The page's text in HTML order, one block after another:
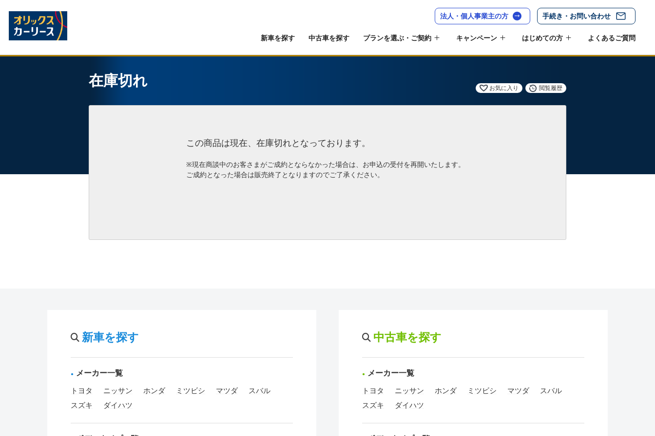
法人・個人事業主の方 手続き・お問い合わせ
新車を探す 中古車を探す プランを選ぶ・ご契約 キャンペーン はじめての方 よくあるご質問
在庫切れ お気に入り 閲覧履歴
この商品は現在、在庫切れとなっております。
※現在商談中のお客さまがご成約とならなかった場合は、お申込の受付を再開いたします。
ご成約となった場合は販売終了となりますのでご了承ください。
新車を探す
メーカー一覧
トヨタ ニッサン ホンダ ミツビシ マツダ
スバル
スズキ
ダイハツ
中古車を探す
メーカー一覧
トヨタ ニッサン ホンダ ミツビシ マツダ
スバル
スズキ
ダイハツ